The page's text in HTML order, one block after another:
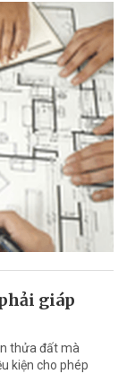
giáp
thửa đất mà
kiện cho phép